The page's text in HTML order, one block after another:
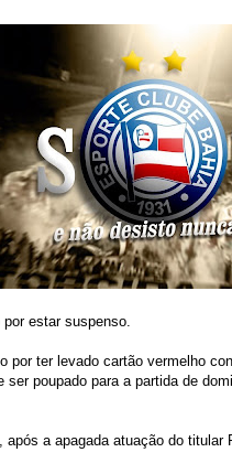
estar suspenso.
por ter levado cartão vermelho
poupado para a partida de
a apagada atuação do titular